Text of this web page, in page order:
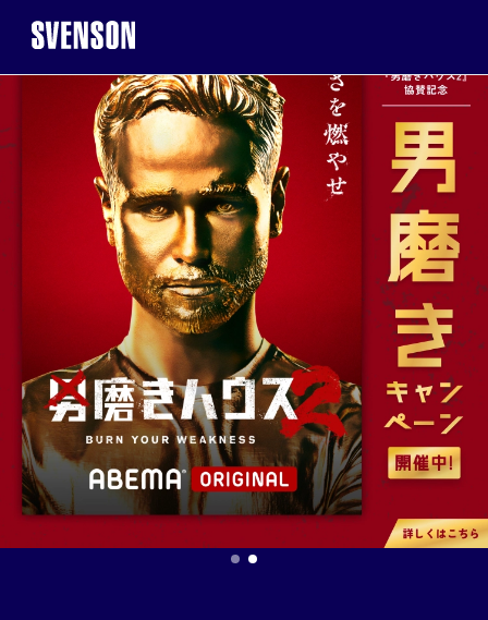
まずは無料相談を。お気軽にご来店くだ
無
※お電話で髪に関するご相談やご予約も可能です
0120-17-7109
2回目以降のご来店について
まずは無料相談を。お気軽にご来店くだ
無
※お電話で髪に関するご相談やご予約も可能です
0120-17-7109
まずは無料相談を。お気軽にご来店くだ